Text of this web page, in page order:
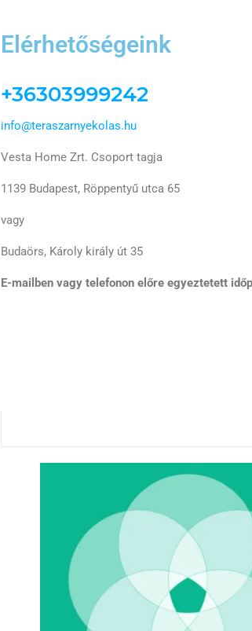
Elérhetőségeink
+36303999242
info@teraszarnyekolas.hu
Vesta Home Zrt. Csoport tagja
1139 Budapest, Röppentyű utca 65
vagy
Budaörs, Károly király út 35
E-mailben vagy telefonon előre egyeztetett